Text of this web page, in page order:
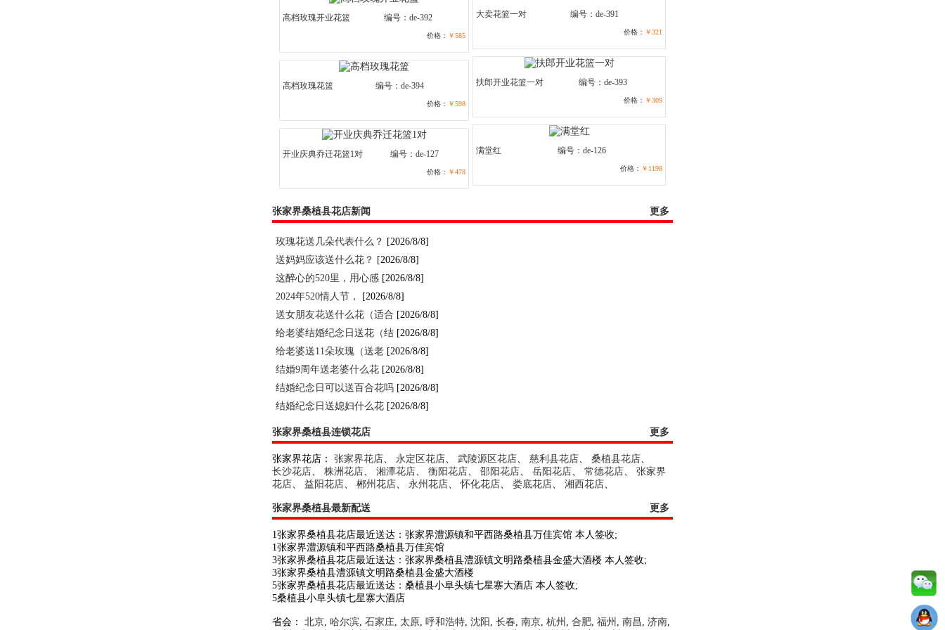
高档玫瑰开业花篮 编号：de-392
价格： ￥585
大卖花篮一对 编号：de-391
价格： ￥321
高档玫瑰花篮 编号：de-394
价格： ￥598
扶郎开业花篮一对 编号：de-393
价格： ￥309
开业庆典乔迁花篮1对 编号：de-127
价格： ￥478
满堂红 编号：de-126
价格： ￥1198
张家界桑植县花店新闻 更多
玫瑰花送几朵代表什么？ [2026/8/8]
送妈妈应该送什么花？ [2026/8/8]
这醉心的520里，用心感 [2026/8/8]
2024年520情人节，
[2026/8/8]
送女朋友花送什么花（适合 [2026/8/8]
给老婆结婚纪念日送花（结 [2026/8/8]
给老婆送11朵玫瑰（送老 [2026/8/8]
结婚9周年送老婆什么花 [2026/8/8]
结婚纪念日可以送百合花吗 [2026/8/8]
结婚纪念日送媳妇什么花 [2026/8/8]
张家界桑植县连锁花店 更多
张家界花店： 张家界花店、 永定区花店、 武陵源区花店、 慈利县花店、 桑植县花店、
长沙花店、 株洲花店、 湘潭花店、 衡阳花店、 邵阳花店、 岳阳花店、 常德花店、 张家界
花店、 益阳花店、 郴州花店、 永州花店、怀化花店、 娄底花店、 湘西花店、
张家界桑植县最新配送 更多
1张家界桑植县花店最近送达：张家界澧源镇和平西路桑植县万佳宾馆 本人签收;
1张家界澧源镇和平西路桑植县万佳宾馆
3张家界桑植县花店最近送达：张家界桑植县澧源镇文明路桑植县金盛大酒楼 本人签收;
3张家界桑植县澧源镇文明路桑植县金盛大酒楼
5张家界桑植县花店最近送达：桑植县小阜头镇七星寨大酒店 本人签收;
5桑植县小阜头镇七星寨大酒店
省会： 北京, 哈尔滨, 石家庄, 太原, 呼和浩特, 沈阳 , 长春, 南京, 杭州 , 合肥, 福州 , 南昌 , 济南,